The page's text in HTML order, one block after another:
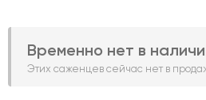
Временно нет в
Этих саженцев сейчас нет в